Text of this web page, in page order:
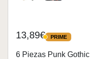
13,89€ PRIME
PRIME
6 Piezas Punk Gothic